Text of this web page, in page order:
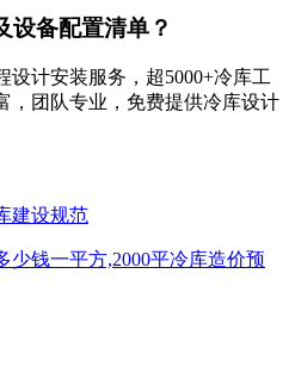
设备配置清单？
设计安装服务，超5000+冷库工
，团队专业，免费提供冷库设计
建设规范
少钱一平方,2000平冷库造价预